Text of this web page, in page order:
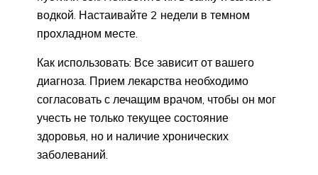
водкой. Настаивайте 2 недели в темном
прохладном месте.
Как использовать: Все зависит от вашего
диагноза. Прием лекарства необходимо
согласовать с лечащим врачом, чтобы он мог
учесть не только текущее состояние
здоровья, но и наличие хронических
заболеваний.